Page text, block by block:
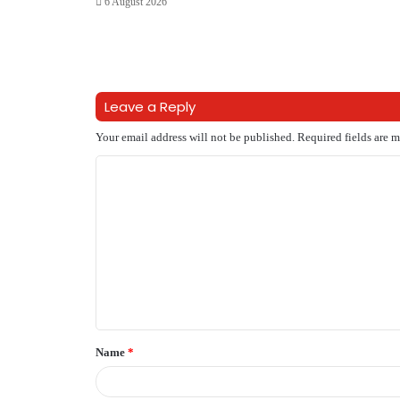
Leave a Reply
Your email address will not be published. Required fields are
t
*
Name *